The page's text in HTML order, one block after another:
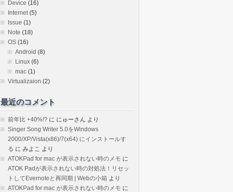
Device (16)
Internet(5)
Issue (1)
Note (18)
OS (16)
Android (8)
Linux (6)
mac (1)
Virtualizaion (2)
最近のコメント
前年比 +40%!? に にゅーさん より
Singer Song Writer 5.0をWindows
2000/XP/Vista(x86)/7(x64) にインストールす
る に みよこ より
ATOKPad for mac が表示されない時のメモ に
ATOK Padが表示されない時の対処法！リセッ
トしてEvernoteと再同期 | Webの小箱 より
ATOKPad for mac が表示されない時のメモ に